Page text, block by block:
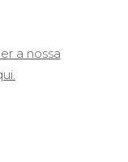
a nossa